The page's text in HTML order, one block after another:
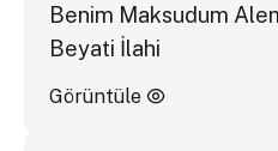
Benim Maksudum
Beyati İlahi
Görüntüle